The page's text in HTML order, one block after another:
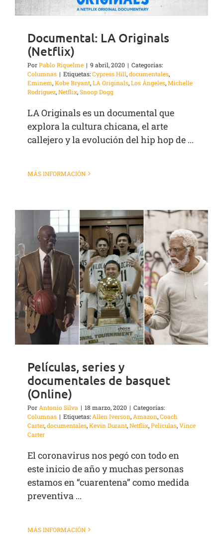
Documental: LA Originals
(Netflix)
PorPablo Riquelme | 9 abril, 2020 | Categorías:
Columnas | Etiquetas:Cypress Hill,documentales,
Eminem,Kobe Bryant,LA Originals,Los Ángeles,Michelle
Rodríguez,Netflix,Snoop Dogg
LA Originals es un documental que
explora la cultura chicana, el arte
callejero y la evolución del hip hop de ...
MÁS INFORMACIÓN
Películas, series y
documentales de basquet
(Online)
Por Antonio Silva | 18 marzo, 2020 | Categorías:
Columnas | Etiquetas: Allen Iverson, Amazon,Coach
Carter,documentales,Kevin Durant,Netflix,Peliculas,Vince
Carter
El coronavirus nos pegó con todo en
este inicio de año y muchas personas
estamos en “cuarentena” como medida
preventiva ...
MÁS INFORMACIÓN